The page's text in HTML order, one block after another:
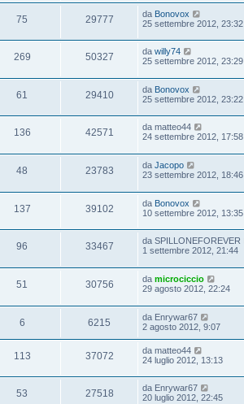
75 29777 da Bonovox
25 settembre 2012, 23:32
269 50327 da willy74
25 settembre 2012, 23:29
61 29410 da Bonovox
25 settembre 2012, 23:22
136 42571 da matteo44
24 settembre 2012, 17:58
48 23783 da Jacopo
23 settembre 2012, 18:46
137 39102 da Bonovox
10 settembre 2012, 13:35
96 33467 da SPILLONEFOREVER
1 settembre 2012, 21:44
51 30756 da microciccio
29 agosto 2012, 22:24
6 6215 da Enrywar67
2 agosto 2012, 9:07
113 37072 da matteo44
24 luglio 2012, 13:13
53 27518 da Enrywar67
20 luglio 2012, 22:45